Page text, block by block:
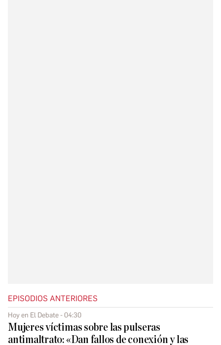
EPISODIOS ANTERIORES
Hoy en El Debate - 04:30
Mujeres víctimas sobre las pulseras
antimaltrato: «Dan fallos de conexión y las